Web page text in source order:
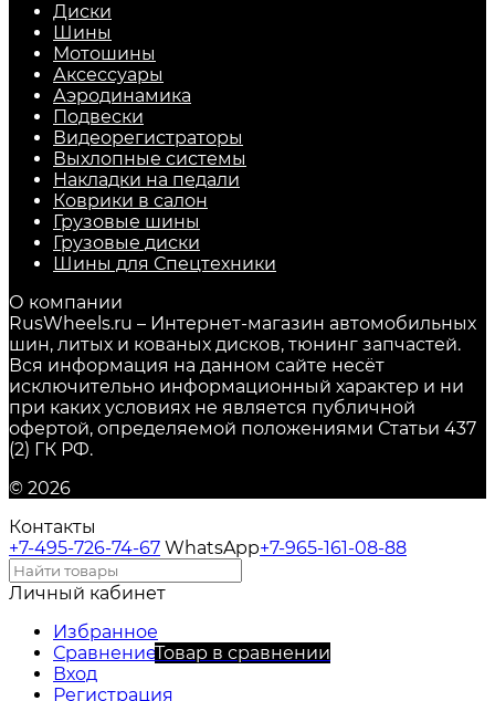
Диски
Шины
Мотошины
Аксессуары
Аэродинамика
Подвески
Видеорегистраторы
Выхлопные системы
Накладки на педали
Коврики в салон
Грузовые шины
Грузовые диски
Шины для Спецтехники
О компании
RusWheels.ru – Интернет-магазин автомобильных
шин, литых и кованых дисков, тюнинг запчастей.
Вся информация на данном сайте несёт
исключительно информационный характер и ни
при каких условиях не является публичной
офертой, определяемой положениями Статьи 437
(2) ГК РФ.
© 2026
Контакты
+7-495-726-74-67 WhatsApp+7-965-161-08-88
Личный кабинет
Избранное
СравнениеТовар в сравнении
Вход
Регистрация